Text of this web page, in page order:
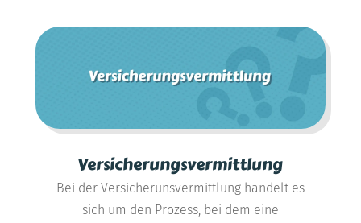
Versicherungsvermittlung
Bei der Versicherunsvermittlung handelt es
sich um den Prozess, bei dem eine